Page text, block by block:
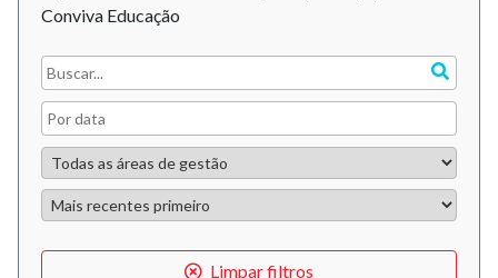
Conviva Educação
Limpar filtros